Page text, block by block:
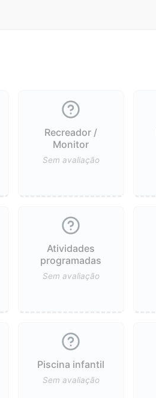
Recreador /
Monitor
Sem avaliação
Atividades
programadas
Sem avaliação
Piscina infantil
Sem avaliação